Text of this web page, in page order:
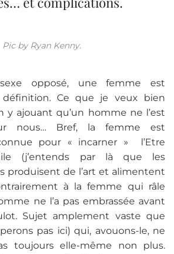
Pic by Ryan Kenny.
opposé, une femme est
Ce que je veux bien
ajouant qu’un homme ne l’est
nous… Bref, la femme est
pour « incarner » l’Etre
(j’entends par là que les
produisent de l’art et alimentent
à la femme qui râle
ne l’a pas embrassée avant
Sujet amplement vaste que
pas ici) qui, avouons-le, ne
toujours elle-même non plus.